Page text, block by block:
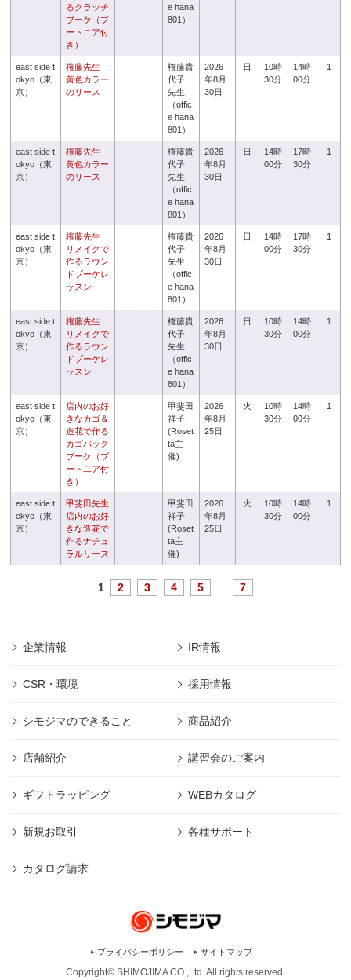
るクラッチ
ブーケ（ブ
ートニア付
き）
e hana
801）
east side t
okyo（東
京）
権藤先生
黄色カラー
のリース
権藤貴
代子
先生
（offic
e hana
801）
2026
年8月
30日
日
10時
30分
14時
00分
1
east side t
okyo（東
京）
権藤先生
黄色カラー
のリース
権藤貴
代子
先生
（offic
e hana
801）
2026
年8月
30日
日
14時
00分
17時
30分
1
east side t
okyo（東
京）
権藤先生
リメイクで
作るラウン
ドブーケレ
ッスン
権藤貴
代子
先生
（offic
e hana
801）
2026
年8月
30日
日
14時
00分
17時
30分
1
east side t
okyo（東
京）
権藤先生
リメイクで
作るラウン
ドブーケレ
ッスン
権藤貴
代子
先生
（offic
e hana
801）
2026
年8月
30日
日
10時
30分
14時
00分
1
east side t
okyo（東
京）
店内のお好
きなカゴ＆
造花で作る
カゴバック
ブーケ（ブ
ート二ア付
き）
甲斐田
祥子
(Roset
ta主
催)
2026
年8月
25日
火
10時
30分
14時
00分
1
east side t
okyo（東
京）
甲斐田先生
店内のお好
きな造花で
作るナチュ
ラルリース
甲斐田
祥子
(Roset
ta主
催)
2026
年8月
25日
火
10時
30分
14時
00分
1
1 2 3 4 5 7
企業情報 IR情報
CSR・環境 採用情報
シモジマのできること 商品紹介
店舗紹介 講習会のご案内
ギフトラッピング WEBカタログ
新規お取引 各種サポート
カタログ請求
プライバシーポリシー サイトマップ
Copyright© SHIMOJIMA CO.,Ltd. All rights reserved.